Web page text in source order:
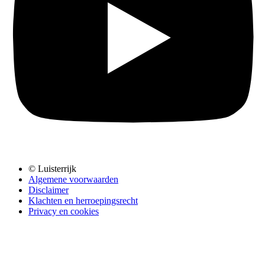
© Luisterrijk
Algemene voorwaarden
Disclaimer
Klachten en herroepingsrecht
Privacy en cookies